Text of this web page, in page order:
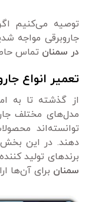
توصیه می‌کنیم
جاروبرقی مواجه
در سمنانتماس
تعمیر انواع
از گذشته تا به
مدل‌های مختلف
توانسته‌اند
دهند. در این بخش
برند‌های تولید
سمنان برای آن‌ها